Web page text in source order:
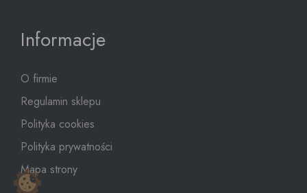
Informacje
O firmie
Regulamin sklepu
Polityka cookies
Polityka prywatności
Mapa strony